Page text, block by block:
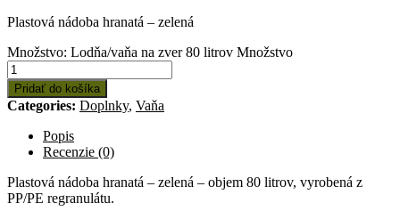
Plastová nádoba hranatá – zelená
Množstvo: Lodňa/vaňa na zver 80 litrov Množstvo
Pridať do košíka
Categories: Doplnky, Vaňa
Popis
Recenzie (0)
Plastová nádoba hranatá – zelená – objem 80 litrov, vyrobená z
PP/PE regranulátu.